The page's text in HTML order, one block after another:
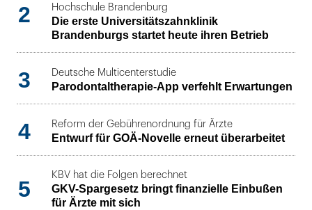
2
Hochschule Brandenburg
Die erste Universitätszahnklinik
Brandenburgs startet heute ihren Betrieb
3 Deutsche Multicenterstudie
Parodontaltherapie-App verfehlt Erwartungen
4 Reform der Gebührenordnung für Ärzte
Entwurf für GOÄ-Novelle erneut überarbeitet
5
KBV hat die Folgen berechnet
GKV-Spargesetz bringt finanzielle Einbußen
für Ärzte mit sich